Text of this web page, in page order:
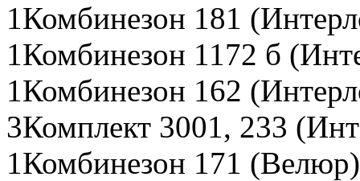
1Комбинезон 181
1Комбинезон 1172 б
1Комбинезон 162
3Комплект 3001, 233
1Комбинезон 171